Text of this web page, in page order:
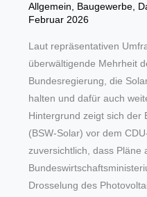
Allgemein Baugewerbe,
Februar 2026
Laut repräsentativen
überwältigende Mehrheit
Bundesregierung, die
halten und dafür auch
Hintergrund zeigt sich der
(BSW-Solar) vor dem
zuversichtlich, dass Pläne
Drosselung des